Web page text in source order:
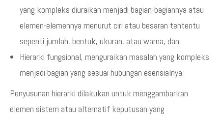
yang kompleks diuraikan menjadi bagian-bagiannya atau
elemen-elemennya menurut ciri atau besaran tententu
sepenti jumlah, bentuk, ukuran, atau warna, dan
Hierarki fungsional, menguraikan masalah yang kompleks
menjadi bagian yang sesuai hubungan esensialnya.
Penyusunan hierarki dilakukan untuk menggambarkan
elemen sistem atau alternatif keputusan yang